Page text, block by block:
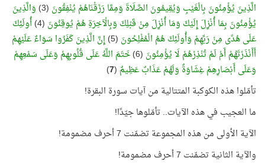
الَّذِينَ يُؤْمِنُونَ بِالْغَيْبِ وَيُقِيمُونَ الصَّلَاةَ وَمِمَّا رَزَقْنَاهُمْ يُنْفِقُونَ (3)
وَالَّذِينَ
يُؤْمِنُونَ بِمَا أُنْزِلَ إِلَيْكَ وَمَا أُنْزِلَ مِنْ قَبْلِكَ وَبِالْآخِرَةِ هُمْ يُوقِنُونَ (4)
أُولَئِكَ
عَلَى هُدًى مِنْ رَبِّهِمْ وَأُولَئِكَ هُمُ الْمُفْلِحُونَ (5)
إِنَّ الَّذِينَ كَفَرُوا سَوَاءٌ عَلَيْهِمْ
أَأَنْذَرْتَهُمْ أَمْ لَمْ تُنْذِرْهُمْ لَا يُؤْمِنُونَ (6)
خَتَمَ اللَّهُ عَلَى قُلُوبِهِمْ وَعَلَى سَمْعِهِمْ
وَعَلَى أَبْصَارِهِمْ غِشَاوَةٌ وَلَهُمْ عَذَابٌ عَظِيمٌ (
7
)
تأمّلوا هذه الكوكبة المتتالية من آيات سورة البقرة!
ما العجيب في هذه الآيات.. تأمّلوها جيّدًا!
الآية الأولى من هذه المجموعة تضمّنت 7 أحرف مضمومة!
والآية الثانية تضمّنت 7 أحرف مضمومة!